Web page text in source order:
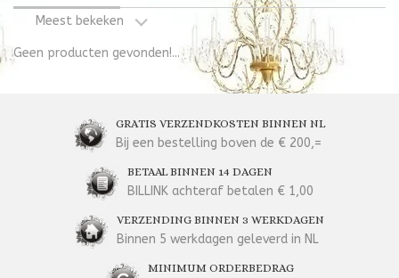
Meest bekeken
Geen producten gevonden!...
GRATIS VERZENDKOSTEN BINNEN NL
Bij een bestelling boven de € 200,=
BETAAL BINNEN 14 DAGEN
BILLINK achteraf betalen € 1,00
VERZENDING BINNEN 3 WERKDAGEN
Binnen 5 werkdagen geleverd in NL
MINIMUM ORDERBEDRAG